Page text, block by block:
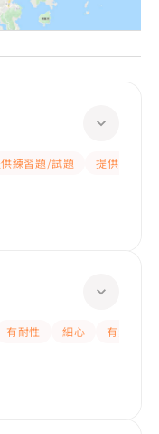
練習題/試題
提供筆記
有耐性 細心
有愛心